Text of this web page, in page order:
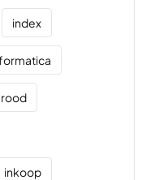
index
inkoop